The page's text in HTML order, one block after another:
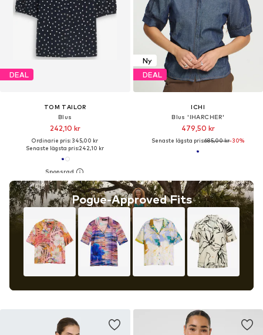
DEAL
TOM TAILOR
Blus
242,10 kr
Ordinarie pris: 345,00 kr
Senaste lägsta pris:242,10 kr
Pogue-Approved Fits
Ny
DEAL
ICHI
Blus 'IHARCHER'
479,50 kr
Senaste lägsta pris:685,00 kr-30%